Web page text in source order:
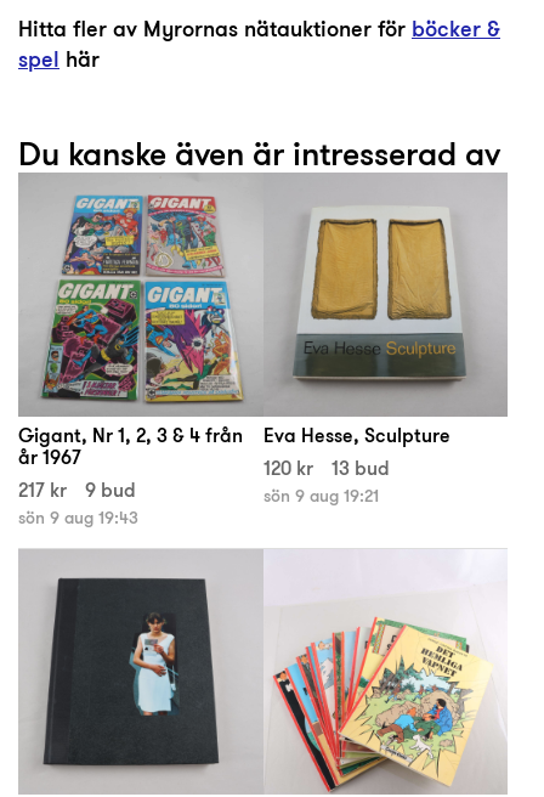
Hitta fler av Myrornas nätauktioner för böcker &
spel här
Du kanske även är intresserad av
Gigant, Nr 1, 2, 3 & 4 från
år 1967
217 kr
9 bud
sön 9 aug 19:43
Eva Hesse, Sculpture
120 kr
13 bud
sön 9 aug 19:21